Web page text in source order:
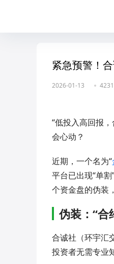
紧急预警！
2026-01-13 4231
“低投入高回报
会心动？
近期，一个名为“
平台已出现“单
个资金盘的伪装
伪装：“合
合诚社（环宇汇
投资者无需专业